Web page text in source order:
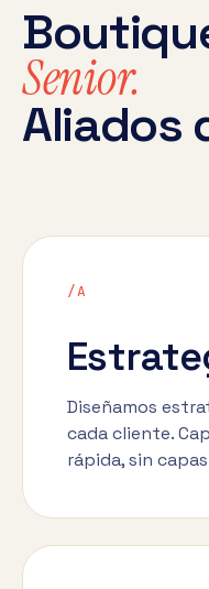
Senior.
Aliados
/A
Diseñamos
cada cliente.
rápida, sin